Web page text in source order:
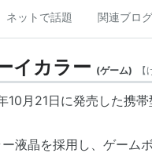
ネットで話題 関連ブログ
イカラー (ゲーム) 【
10月21日に発売した携
液晶を採用し、ゲーム